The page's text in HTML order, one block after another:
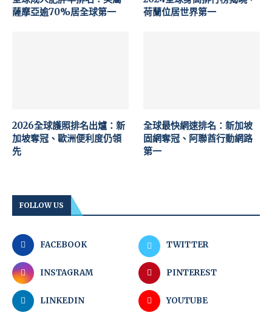
薩摩亞逾70%居全球第一
荷蘭位居世界第一
2026全球護照排名出爐：新
加坡奪冠、歐洲便利度仍領
先
全球最快網速排名：新加坡
固網奪冠、阿聯酋行動網路
第一
FOLLOW US
FACEBOOK TWITTER
INSTAGRAM PINTEREST
LINKEDIN YOUTUBE